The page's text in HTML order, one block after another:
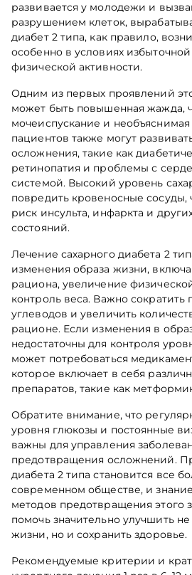
развивается у молодежи и
разрушением клеток,
диабет 2 типа, как правило,
особенно в условиях
физической активности.
Одним из первых проявлений
может быть повышенная жажда,
мочеиспускание и необъяснимая
пациентов также могут
осложнения, такие как
ретинопатия и проблемы с
системой. Высокий уровень
повредить кровеносные сосуды,
риск инсульта, инфаркта и
состояний.
Лечение сахарного диабета 2
изменения образа жизни,
рациона, увеличение
контроль веса. Важно сократить
углеводов и увеличить
рационе. Если изменения в
недостаточны для контроля
может потребоваться
которое включает в себя
препаратов, такие как
Обратите внимание, что
уровня глюкозы и постоянные
важны для управления
предотвращения осложнений.
диабета 2 типа становится все
современном обществе, и
методов предотвращения этого
помочь значительно улучшить не
жизни, но и сохранить здоровье.
Рекомендуемые критерии и